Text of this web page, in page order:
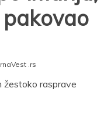
.rs
žestoko rasprave